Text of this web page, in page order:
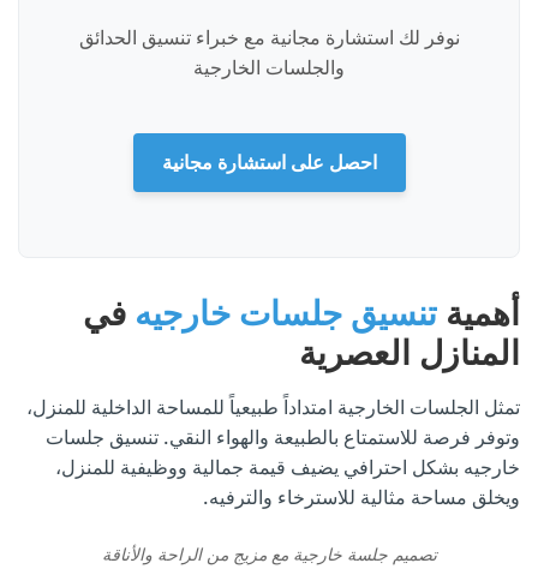
نوفر لك استشارة مجانية مع خبراء تنسيق الحدائق
والجلسات الخارجية
احصل على استشارة مجانية
أهمية تنسيق جلسات خارجيه في
المنازل العصرية
تمثل الجلسات الخارجية امتداداً طبيعياً للمساحة الداخلية للمنزل،
وتوفر فرصة للاستمتاع بالطبيعة والهواء النقي. تنسيق جلسات
خارجيه بشكل احترافي يضيف قيمة جمالية ووظيفية للمنزل،
ويخلق مساحة مثالية للاسترخاء والترفيه.
تصميم جلسة خارجية مع مزيج من الراحة والأناقة